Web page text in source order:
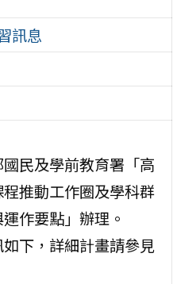
訊息
民及學前教育署「高
推動工作圈及學科群
作要點」辦理。
下，詳細計畫請參見